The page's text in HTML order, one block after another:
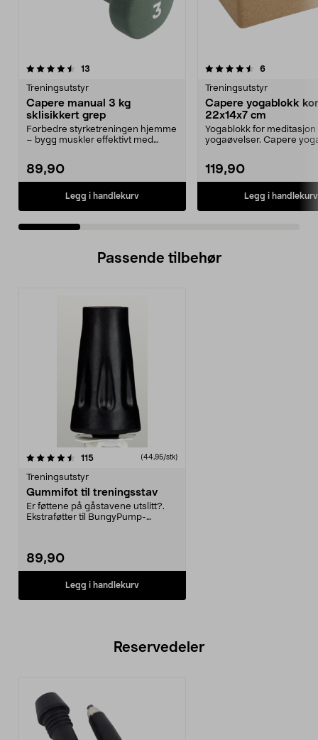
13
Treningsutstyr
Capere manual 3 kg
sklisikkert grep
Forbedre styrketreningen hjemme
– bygg muskler effektivt med
89,90
Legg i handlekurv
4.5 av 5 stjerner 6anmeldelser
Treningsutstyr
Capere yogablokk
22x14x7 cm
Yogablokk for meditasjon
yogaøvelser. Capere
119,90
Legg i handlekurv
4.5 av 5 stjerner
Passende tilbehør
115anmeldelser(44,95/stk)
Treningsutstyr
Gummifot til treningsstav
Er føttene på gåstavene utslitt?.
Ekstraføtter til BungyPump-
89,90
Legg i handlekurv
Reservedeler